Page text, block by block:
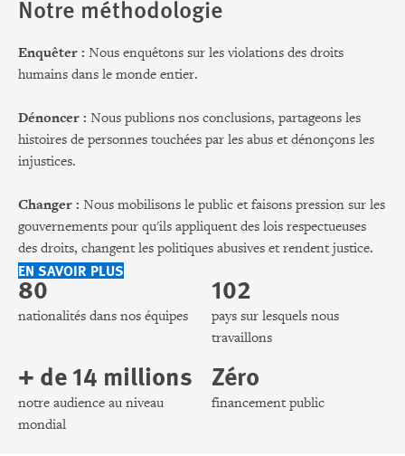
Notre méthodologie
Enquêter : Nous enquêtons sur les violations des droits
humains dans le monde entier.
Dénoncer : Nous publions nos conclusions, partageons les
histoires de personnes touchées par les abus et dénonçons les
injustices.
Changer : Nous mobilisons le public et faisons pression sur les
gouvernements pour qu'ils appliquent des lois respectueuses
des droits, changent les politiques abusives et rendent justice.
EN SAVOIR PLUS
80
nationalités dans nos équipes
102
pays sur lesquels nous
travaillons
+ de 14 millions
notre audience au niveau
mondial
Zéro
financement public